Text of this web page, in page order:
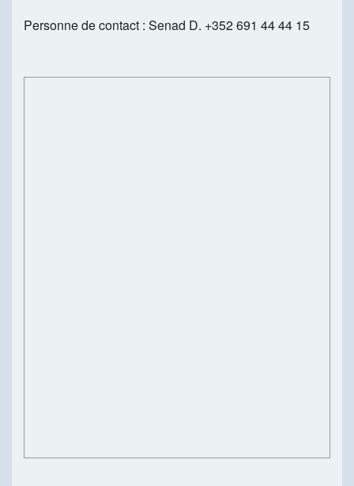
Personne de contact : Senad D. +352 691 44 44 15